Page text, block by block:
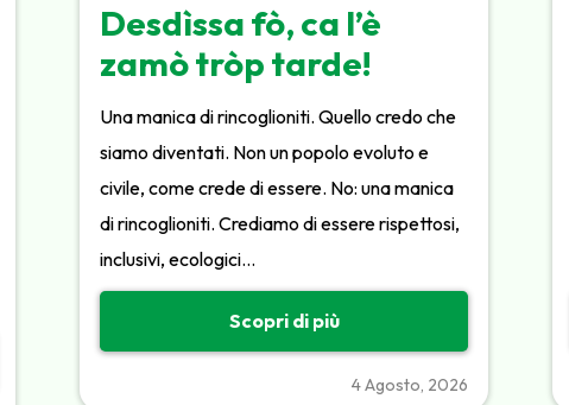
Desdìssa fò, ca l’è
zamò tròp tarde!
Una manica di rincoglioniti. Quello credo che
siamo diventati. Non un popolo evoluto e
civile, come crede di essere. No: una manica
di rincoglioniti. Crediamo di essere rispettosi,
inclusivi, ecologici…
Scopri di più
4 Agosto, 2026